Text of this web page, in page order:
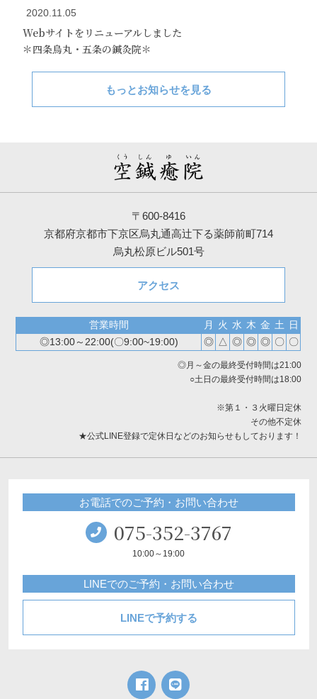
2020.11.05
Webサイトをリニューアルしました
＊四条烏丸・五条の鍼灸院＊
もっとお知らせを見る
〒600-8416
京都府京都市下京区烏丸通高辻下る薬師前町714
烏丸松原ビル501号
アクセス
営業時間 月 火 水 木 金 土 日
◎13:00～22:00(〇9:00~19:00)
◎ △ ◎ ◎ ◎ 〇 〇
◎月～金の最終受付時間は21:00
○土日の最終受付時間は18:00
※第１・３火曜日定休
その他不定休
★公式LINE登録で定休日などのお知らせもしております！
お電話でのご予約・お問い合わせ
075-352-3767
10:00～19:00
LINEでのご予約・お問い合わせ
LINEで予約する